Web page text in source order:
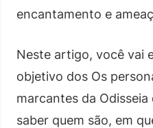
encantamento e
Neste artigo, você vai
objetivo dos Os
marcantes da
saber quem são, em